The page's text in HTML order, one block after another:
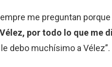
me preguntan
por todo lo que me
debo muchísimo a Vélez”.